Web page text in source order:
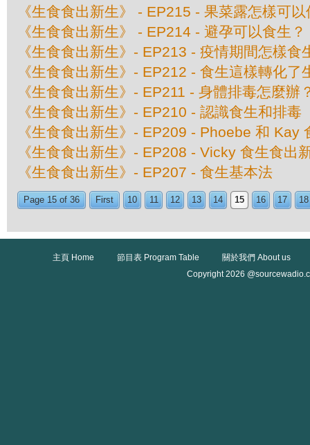
《生食食出新生》 - EP215 - 果菜露怎樣可
《生食食出新生》 - EP214 - 避孕可以食生？
《生食食出新生》- EP213 - 疫情期間怎樣食
《生食食出新生》- EP212 - 食生這樣轉化
《生食食出新生》- EP211 - 身體排毒怎麼辦
《生食食出新生》- EP210 - 認識食生和排毒
《生食食出新生》- EP209 - Phoebe 和 Kay
《生食食出新生》- EP208 - Vicky 食生食出
《生食食出新生》- EP207 - 食生基本法
Page 15 of 36 First 10 11 12 13 14 15 16 17 18
主頁 Home 節目表 Program Table
關於我們 About us
Copyright 2026